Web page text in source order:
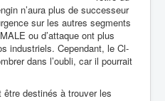
n’aura plus de successeur
sur les autres segments
ou d’attaque ont plus
industriels. Cependant, le Cl-
dans l’oubli, car il pourrait
être destinés à trouver les